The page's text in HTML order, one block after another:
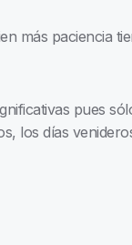
más paciencia
pues
los días